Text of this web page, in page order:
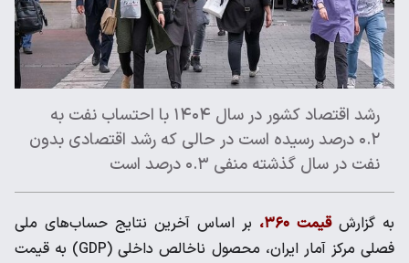
رشد اقتصاد کشور در سال ۱۴۰۴ با احتساب نفت به
۰.۲ درصد رسیده است در حالی که رشد اقتصادی بدون
نفت در سال گذشته منفی ۰.۳ درصد است
به گزارشقیمت ۳۶۰،
بر اساس آخرین نتایج حساب‌های ملی
فصلی مرکز آمار ایران، محصول ناخالص داخلی (GDP) به قیمت